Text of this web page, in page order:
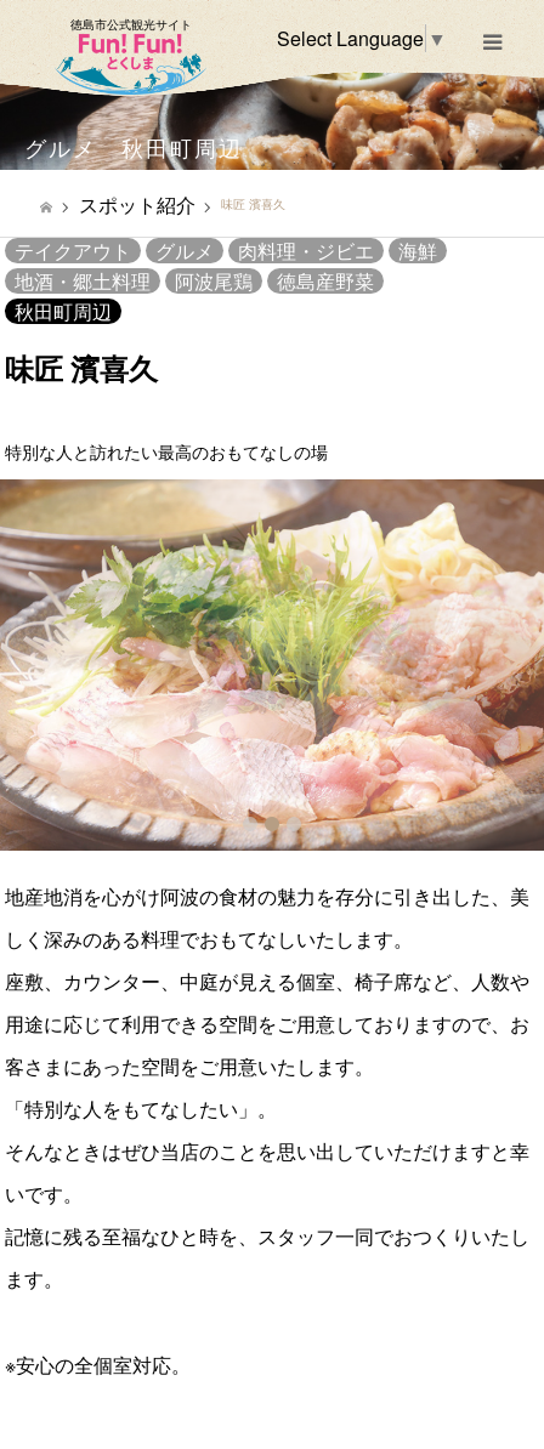
徳島市公式観光サイト Select Language ▼
グルメ 秋田町周辺
スポット紹介 味匠 濱喜久
テイクアウト グルメ 肉料理・ジビエ
海鮮
地酒・郷土料理
阿波尾鶏
徳島産野菜
秋田町周辺
味匠 濱喜久
特別な人と訪れたい最高のおもてなしの場
1 2 3
地産地消を心がけ阿波の食材の魅力を存分に引き出した、美
しく深みのある料理でおもてなしいたします。
座敷、カウンター、中庭が見える個室、椅子席など、人数や
用途に応じて利用できる空間をご用意しておりますので、お
客さまにあった空間をご用意いたします。
「特別な人をもてなしたい」。
そんなときはぜひ当店のことを思い出していただけますと幸
いです。
記憶に残る至福なひと時を、スタッフ一同でおつくりいたし
ます。
※安心の全個室対応。